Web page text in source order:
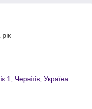
1, Чернігів, Україна